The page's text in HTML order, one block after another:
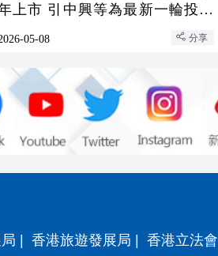
市 引中興等為最新一輪投資
05-08 分享
香港旅遊發展局 香港立法會